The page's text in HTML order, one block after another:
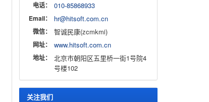
电话： 010-85868933
Email： hr@hitsoft.com.cn
微信： 智诚民康(zcmkmi)
网址： www.hitsoft.com.cn
地址：
北京市朝阳区五里桥一街1号院4
号楼102
关注我们